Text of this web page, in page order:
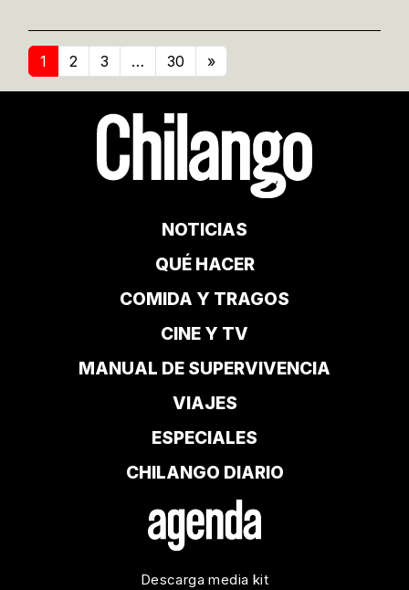
1 2 3 … 30 »
NOTICIAS
QUÉ HACER
COMIDA Y TRAGOS
CINE Y TV
MANUAL DE SUPERVIVENCIA
VIAJES
ESPECIALES
CHILANGO DIARIO
Descarga media kit